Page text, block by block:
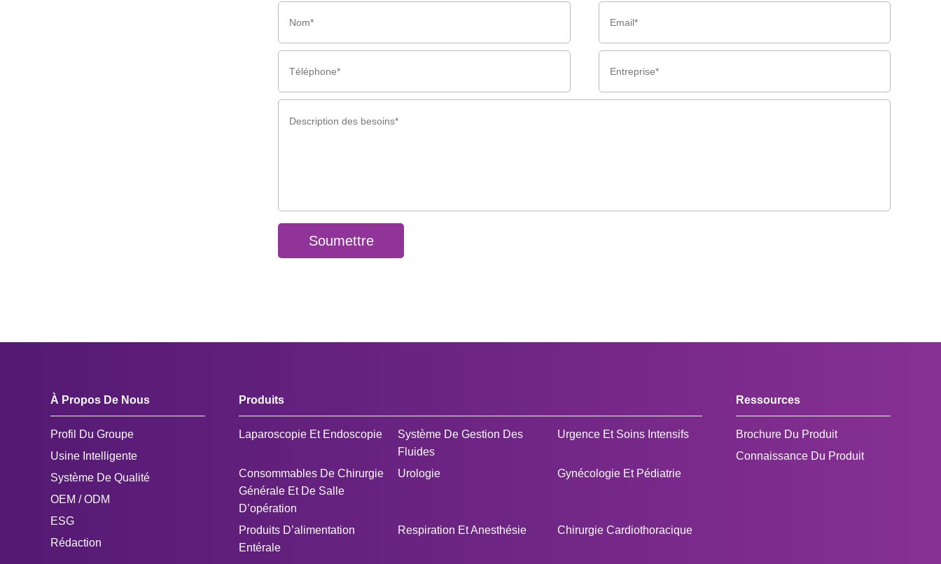
Soumettre
À Propos De Nous
Profil Du Groupe
Usine Intelligente
Système De Qualité
OEM / ODM
ESG
Rédaction
Produits
Laparoscopie Et Endoscopie
Système De Gestion Des
Fluides
Urgence Et Soins Intensifs
Consommables De Chirurgie
Générale Et De Salle
D’opération
Urologie Gynécologie Et Pédiatrie
Produits D’alimentation
Entérale
Respiration Et Anesthésie Chirurgie Cardiothoracique
Ressources
Brochure Du Produit
Connaissance Du Produit